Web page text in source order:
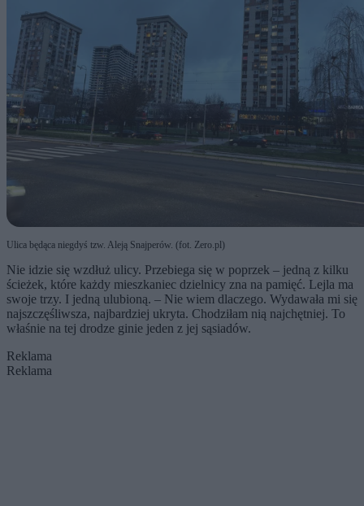
Ulica będąca niegdyś tzw. Aleją Snajperów. (fot. Zero.pl)
Nie idzie się wzdłuż ulicy. Przebiega się w poprzek – jedną z kilku
ścieżek, które każdy mieszkaniec dzielnicy zna na pamięć. Lejla ma
swoje trzy. I jedną ulubioną. – Nie wiem dlaczego. Wydawała mi się
najszczęśliwsza, najbardziej ukryta. Chodziłam nią najchętniej. To
właśnie na tej drodze ginie jeden z jej sąsiadów.
Reklama
Reklama